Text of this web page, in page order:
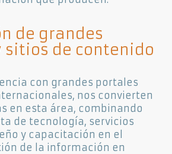
de grandes
sitios de contenido
con grandes portales
nos convierten
en esta área, combinando
de tecnología, servicios
y capacitación en el
de la información en